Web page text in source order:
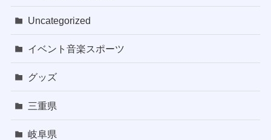
Uncategorized
イベント音楽スポーツ
グッズ
三重県
岐阜県